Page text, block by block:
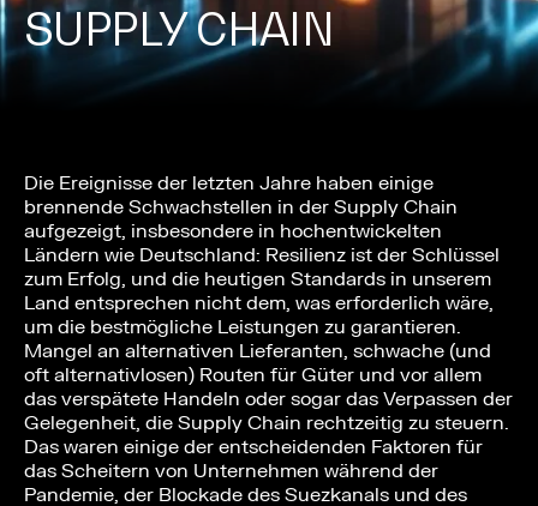
SUPPLY CHAIN
Die Ereignisse der letzten Jahre haben einige
brennende Schwachstellen in der Supply Chain
aufgezeigt, insbesondere in hochentwickelten
Ländern wie Deutschland: Resilienz ist der Schlüssel
zum Erfolg, und die heutigen Standards in unserem
Land entsprechen nicht dem, was erforderlich wäre,
um die bestmögliche Leistungen zu garantieren.
Mangel an alternativen Lieferanten, schwache (und
oft alternativlosen) Routen für Güter und vor allem
das verspätete Handeln oder sogar das Verpassen der
Gelegenheit, die Supply Chain rechtzeitig zu steuern.
Das waren einige der entscheidenden Faktoren für
das Scheitern von Unternehmen während der
Pandemie, der Blockade des Suezkanals und des